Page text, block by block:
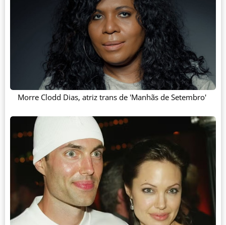
Morre Clodd Dias, atriz trans de 'Manhãs de Setembro'